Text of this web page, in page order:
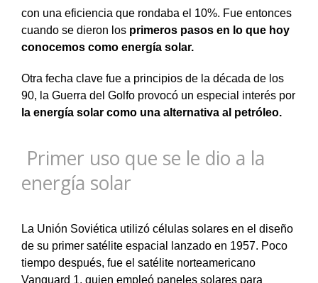
con una eficiencia que rondaba el 10%. Fue entonces
cuando se dieron los primeros pasos en lo que hoy
conocemos como energía solar.
Otra fecha clave fue a principios de la década de los
90, la Guerra del Golfo provocó un especial interés por
la energía solar como una alternativa al petróleo.
Primer uso que se le dio a la
energía solar
La Unión Soviética utilizó células solares en el diseño
de su primer satélite espacial lanzado en 1957. Poco
tiempo después, fue el satélite norteamericano
Vanguard 1, quien empleó paneles solares para